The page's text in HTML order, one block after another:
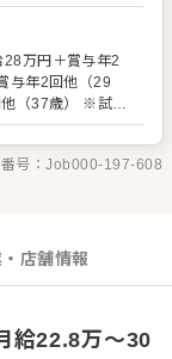
全般 ・売上管理、
ト、シフト管理
。成長をしっか
心してスタート
28万円＋賞与年2
与年2回他（29
歳） ※試用
業代別途支給
号：Job000-197-608
店舗情報
給22.8万～30